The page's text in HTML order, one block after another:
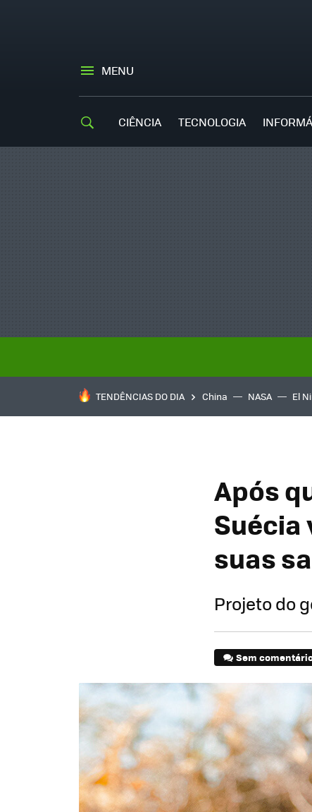
MENU
CIÊNCIA TECNOLOGIA
TENDÊNCIAS DO DIA China NASA El
Após
Suécia
suas
Projeto do
Sem